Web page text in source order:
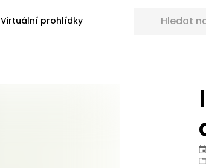
Virtuální prohlídky